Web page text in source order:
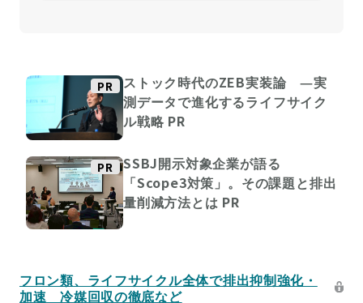
PR
ストック時代のZEB実装論 ―実
測データで進化するライフサイク
ル戦略 PR
PR
SSBJ開示対象企業が語る
「Scope3対策」。その課題と排出
量削減方法とは PR
フロン類、ライフサイクル全体で排出抑制強化・
加速 冷媒回収の徹底など